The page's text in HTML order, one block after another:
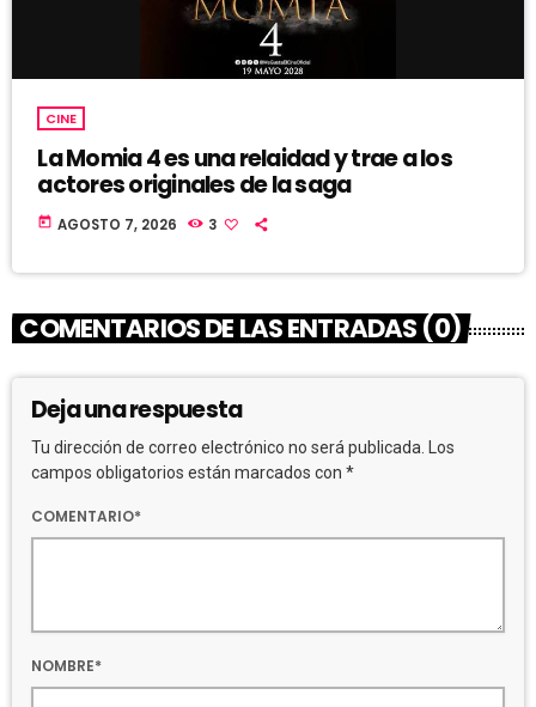
CINE
La Momia 4 es una relaidad y trae a los
actores originales de la saga
today AGOSTO 7, 2026 3
COMENTARIOS DE LAS ENTRADAS (0)
Deja una respuesta
Tu dirección de correo electrónico no será publicada. Los
campos obligatorios están marcados con *
COMENTARIO*
NOMBRE*